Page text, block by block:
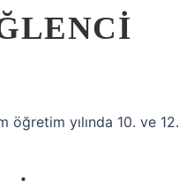
yılında 10. ve 12.